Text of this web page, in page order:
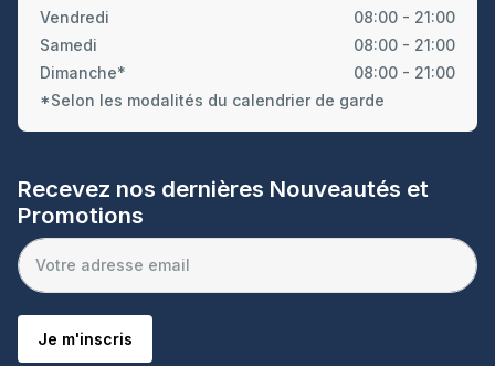
Vendredi
08:00 - 21:00
Samedi
08:00 - 21:00
Dimanche*
08:00 - 21:00
*Selon les modalités du calendrier de garde
Recevez nos dernières Nouveautés et
Promotions
Je m'inscris